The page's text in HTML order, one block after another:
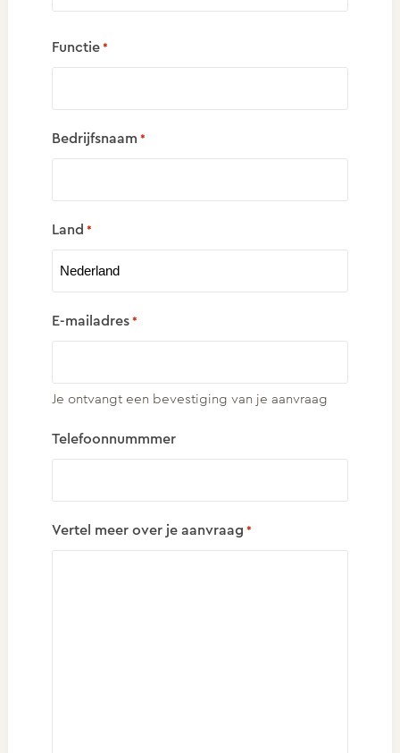
Functie *
Bedrijfsnaam *
Land *
E-mailadres *
Je ontvangt een bevestiging van je aanvraag
Telefoonnummmer
Vertel meer over je aanvraag *